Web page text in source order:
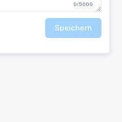
0/5000
Speichern